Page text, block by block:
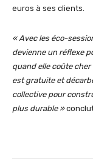
euros à ses clients.
« Avec les éco-
devienne un réflexe
quand elle coûte cher
est gratuite et
collective pour
plus durable »